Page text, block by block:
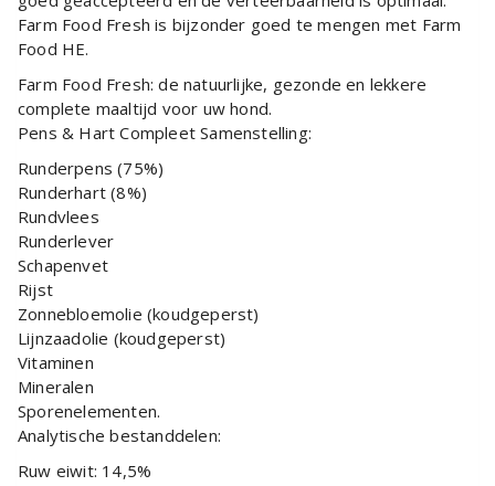
Farm Food Fresh is bijzonder goed te mengen met Farm
Food HE.
Farm Food Fresh: de natuurlijke, gezonde en lekkere
complete maaltijd voor uw hond.
Pens & Hart Compleet Samenstelling:
Runderpens (75%)
Runderhart (8%)
Rundvlees
Runderlever
Schapenvet
Rijst
Zonnebloemolie (koudgeperst)
Lijnzaadolie (koudgeperst)
Vitaminen
Mineralen
Sporenelementen.
Analytische bestanddelen:
Ruw eiwit: 14,5%